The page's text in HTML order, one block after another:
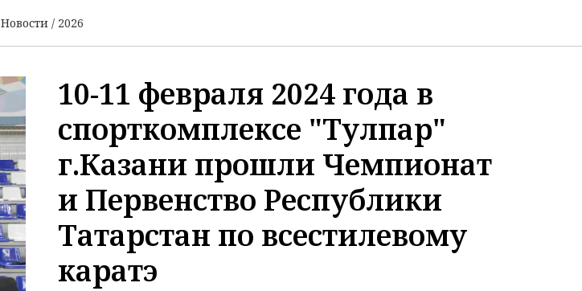
Новости / 2026
10-11 февраля 2024 года в
спорткомплексе "Тулпар"
г.Казани прошли Чемпионат
и Первенство Республики
Татарстан по всестилевому
каратэ